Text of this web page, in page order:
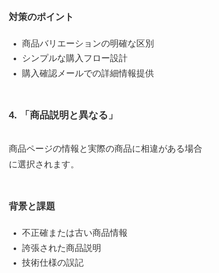
対策のポイント
商品バリエーションの明確な区別
シンプルな購入フロー設計
購入確認メールでの詳細情報提供
4. 「商品説明と異なる」
商品ページの情報と実際の商品に相違がある場合
に選択されます。
背景と課題
不正確または古い商品情報
誇張された商品説明
技術仕様の誤記